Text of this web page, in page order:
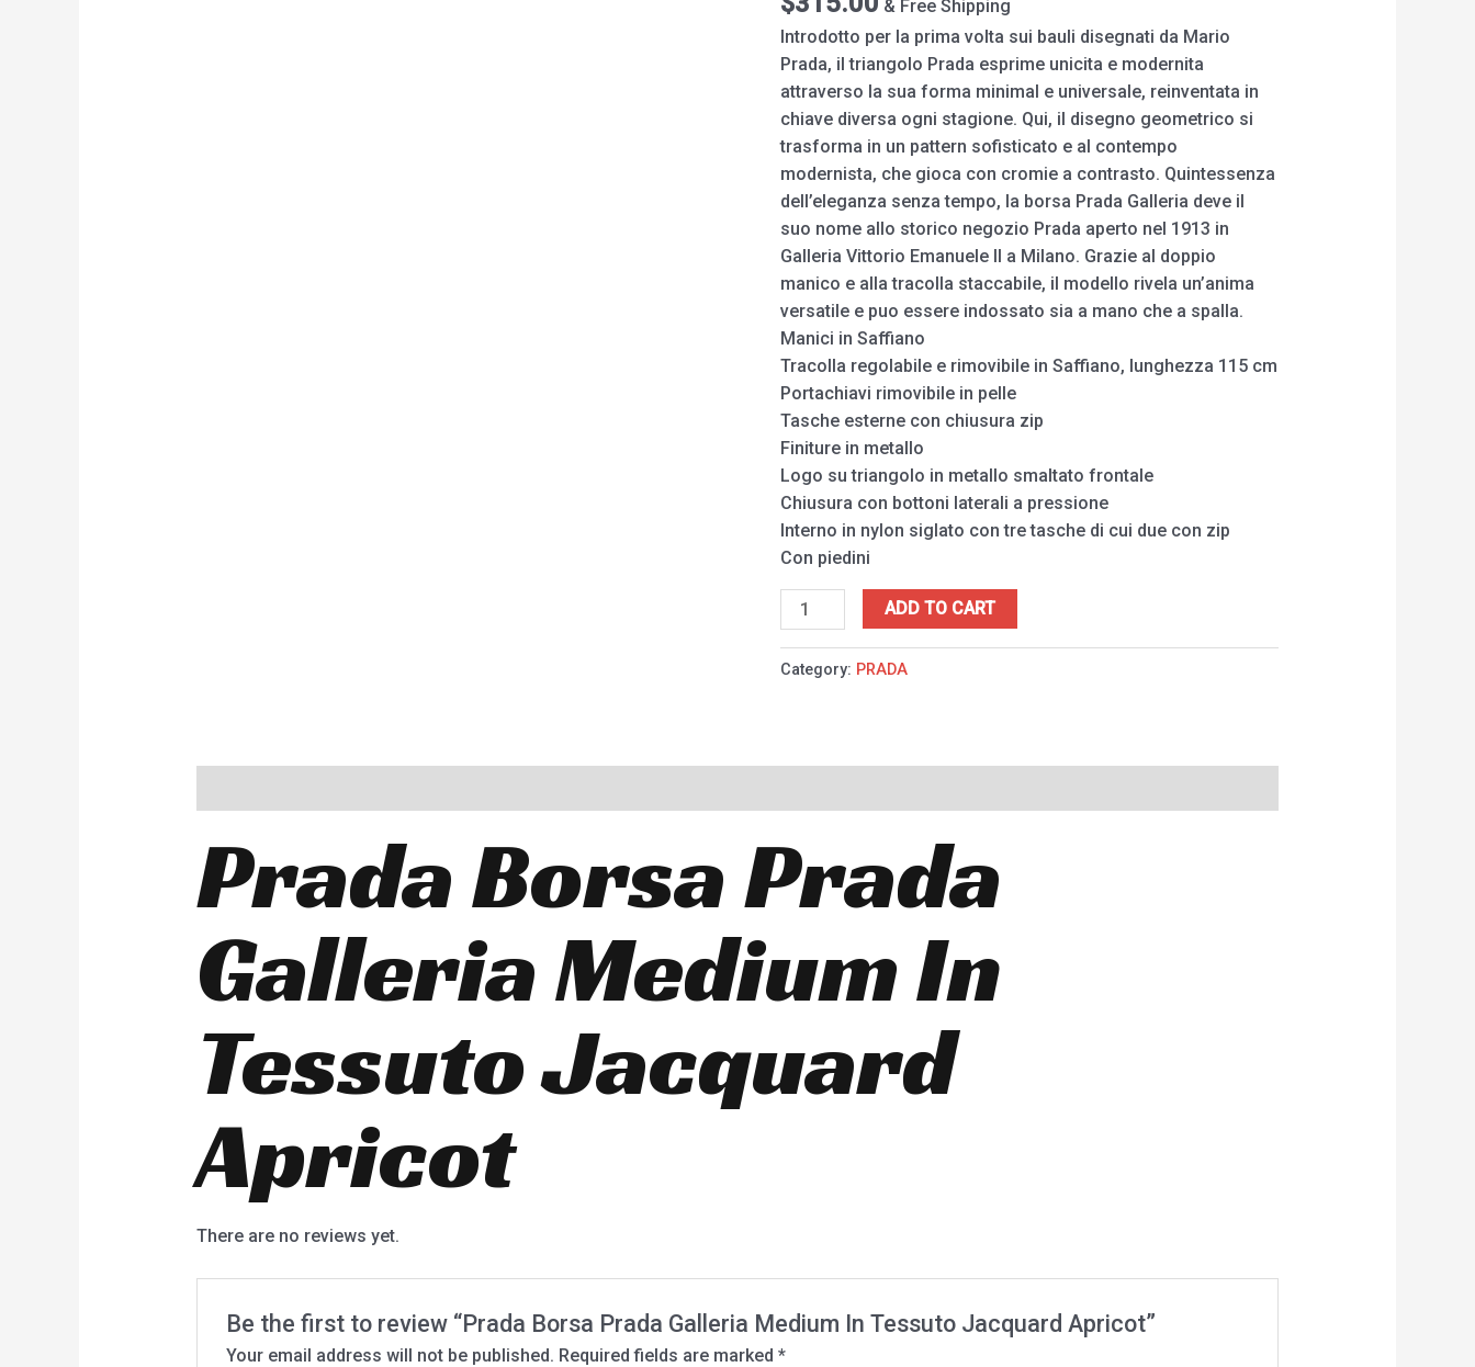
& Free Shipping
Introdotto per la prima volta sui bauli disegnati da Mario
Prada, il triangolo Prada esprime unicita e modernita
attraverso la sua forma minimal e universale, reinventata in
chiave diversa ogni stagione. Qui, il disegno geometrico si
trasforma in un pattern sofisticato e al contempo
modernista, che gioca con cromie a contrasto. Quintessenza
dell’eleganza senza tempo, la borsa Prada Galleria deve il
suo nome allo storico negozio Prada aperto nel 1913 in
Galleria Vittorio Emanuele II a Milano. Grazie al doppio
manico e alla tracolla staccabile, il modello rivela un’anima
versatile e puo essere indossato sia a mano che a spalla.
Manici in Saffiano
Tracolla regolabile e rimovibile in Saffiano, lunghezza 115 cm
Portachiavi rimovibile in pelle
Tasche esterne con chiusura zip
Finiture in metallo
Logo su triangolo in metallo smaltato frontale
Chiusura con bottoni laterali a pressione
Interno in nylon siglato con tre tasche di cui due con zip
Con piedini
quantity
ADD TO CART
Category: PRADA
Prada Borsa Prada
Galleria Medium In
Tessuto Jacquard
Apricot
There are no reviews yet.
Be the first to review “Prada Borsa Prada Galleria Medium In Tessuto Jacquard Apricot”
Your email address will not be published. Required fields are marked*